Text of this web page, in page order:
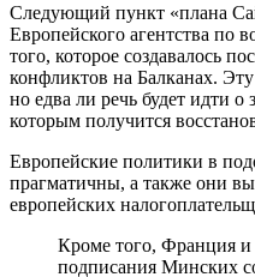
Следующий пункт «плана
Европейского агентства по
того, которое создавалось
конфликтов на Балканах.
но едва ли речь будет идти о
которым получится
Европейские политики в
прагматичны, а также они
европейских
Кроме того, Франция и
подписания Минских